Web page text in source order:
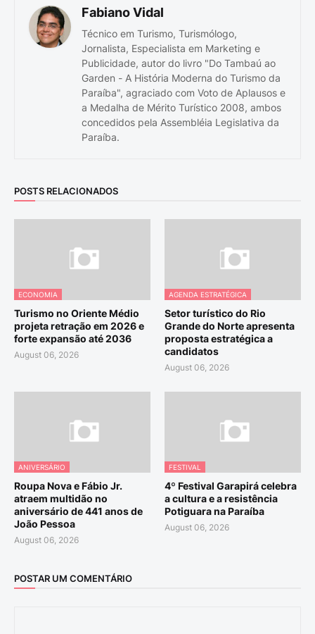
Fabiano Vidal
Técnico em Turismo, Turismólogo,
Jornalista, Especialista em Marketing e
Publicidade, autor do livro "Do Tambaú ao
Garden - A História Moderna do Turismo da
Paraíba", agraciado com Voto de Aplausos e
a Medalha de Mérito Turístico 2008, ambos
concedidos pela Assembléia Legislativa da
Paraíba.
POSTS RELACIONADOS
ECONOMIA
Turismo no Oriente Médio
projeta retração em 2026 e
forte expansão até 2036
August 06, 2026
AGENDA ESTRATÉGICA
Setor turístico do Rio
Grande do Norte apresenta
proposta estratégica a
candidatos
August 06, 2026
ANIVERSÁRIO
Roupa Nova e Fábio Jr.
atraem multidão no
aniversário de 441 anos de
João Pessoa
August 06, 2026
FESTIVAL
4º Festival Garapirá celebra
a cultura e a resistência
Potiguara na Paraíba
August 06, 2026
POSTAR UM COMENTÁRIO